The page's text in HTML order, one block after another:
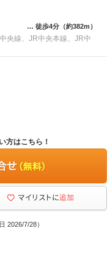
央線、JR中央本線、JR中
徒歩4分 （約382m）
方はこちら！
2026/7/28）